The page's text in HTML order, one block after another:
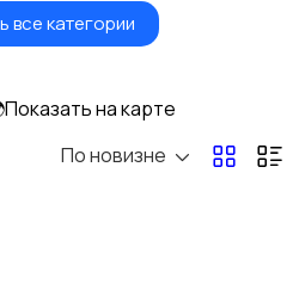
Автоэлектроника и
Аудио и видео
все категории
на карте
По новизне